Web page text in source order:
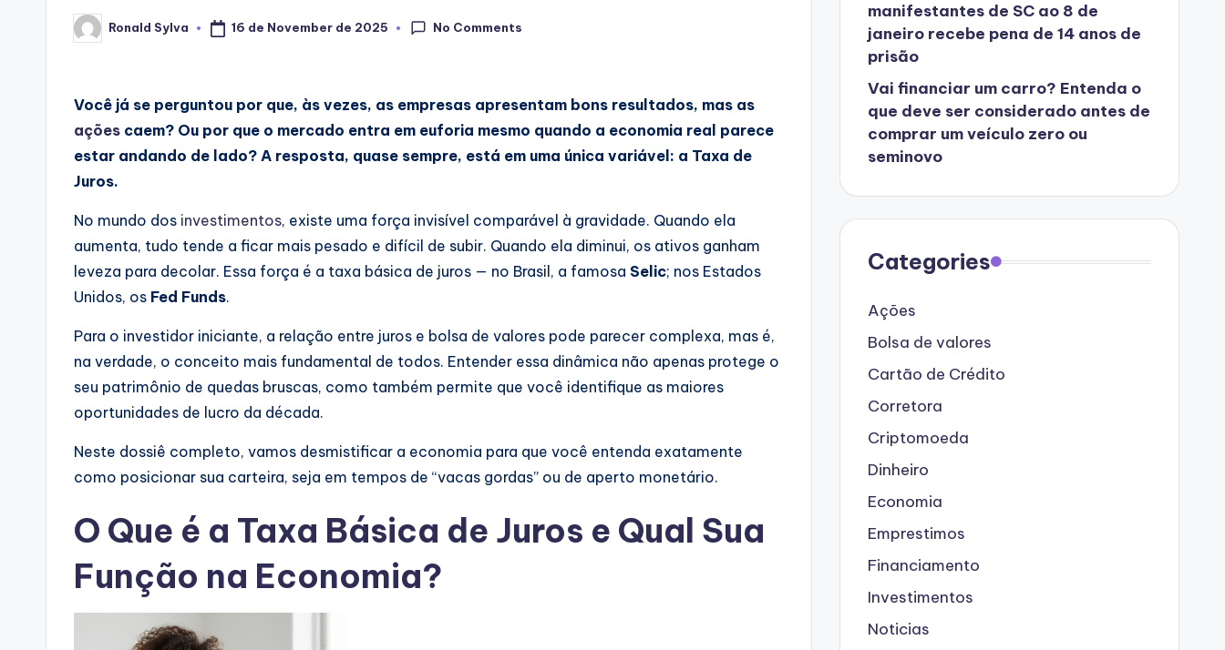
Posted
by
Ronald Sylva 16 de November de 2025 No Comments
Você já se perguntou por que, às vezes, as empresas apresentam bons resultados, mas as
ações caem? Ou por que o mercado entra em euforia mesmo quando a economia real parece
estar andando de lado? A resposta, quase sempre, está em uma única variável: a Taxa de
Juros.
No mundo dos investimentos, existe uma força invisível comparável à gravidade. Quando ela
aumenta, tudo tende a ficar mais pesado e difícil de subir. Quando ela diminui, os ativos ganham
leveza para decolar. Essa força é a taxa básica de juros — no Brasil, a famosa Selic; nos Estados
Unidos, os Fed Funds.
Para o investidor iniciante, a relação entre juros e bolsa de valores pode parecer complexa, mas é,
na verdade, o conceito mais fundamental de todos. Entender essa dinâmica não apenas protege o
seu patrimônio de quedas bruscas, como também permite que você identifique as maiores
oportunidades de lucro da década.
Neste dossiê completo, vamos desmistificar a economia para que você entenda exatamente
como posicionar sua carteira, seja em tempos de “vacas gordas” ou de aperto monetário.
O Que é a Taxa Básica de Juros e Qual Sua
Função na Economia?
manifestantes de SC ao 8 de
janeiro recebe pena de 14 anos de
prisão
Vai financiar um carro? Entenda o
que deve ser considerado antes de
comprar um veículo zero ou
seminovo
Categories
Ações
Bolsa de valores
Cartão de Crédito
Corretora
Criptomoeda
Dinheiro
Economia
Emprestimos
Financiamento
Investimentos
Noticias